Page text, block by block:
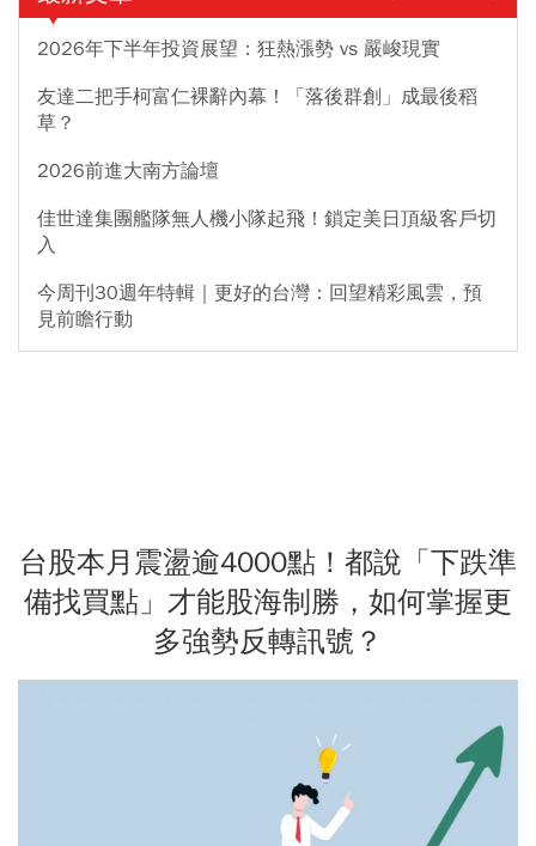
2026年下半年投資展望：狂熱漲勢 vs 嚴峻現實
友達二把手柯富仁裸辭內幕！「落後群創」成最後稻
草？
2026前進大南方論壇
佳世達集團艦隊無人機小隊起飛！鎖定美日頂級客戶切
入
今周刊30週年特輯｜更好的台灣：回望精彩風雲，預
見前瞻行動
台股本月震盪逾4000點！都說「下跌準
備找買點」才能股海制勝，如何掌握更
多強勢反轉訊號？